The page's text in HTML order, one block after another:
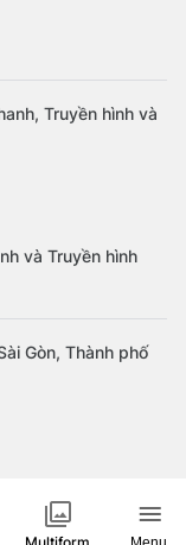
Truyền hình và
và Truyền hình
Gòn, Thành phố